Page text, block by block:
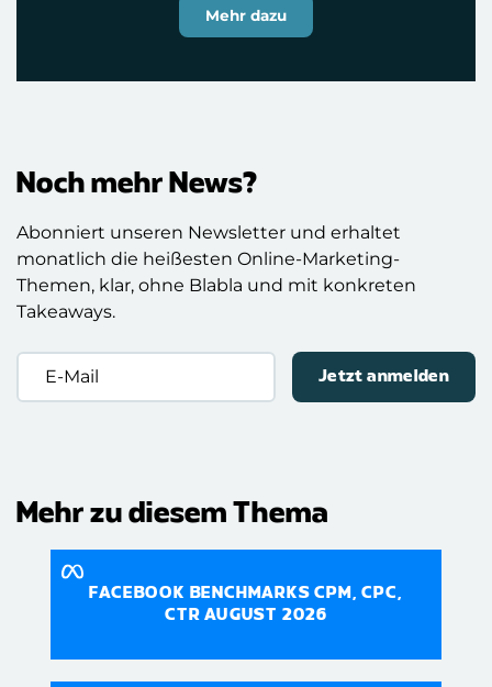
Mehr dazu
Noch mehr News?
Abonniert unseren Newsletter und erhaltet
monatlich die heißesten Online-Marketing-
Themen, klar, ohne Blabla und mit konkreten
Takeaways.
E-
Mail
Mehr zu diesem Thema
FACEBOOK BENCHMARKS CPM, CPC,
CTR AUGUST 2026